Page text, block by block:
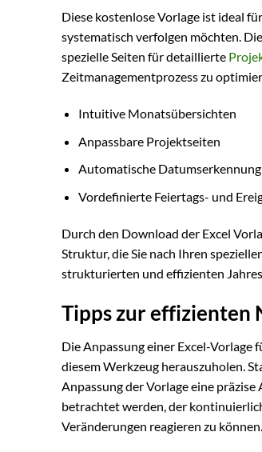
Diese kostenlose Vorlage ist ideal
systematisch verfolgen möchten.
spezielle Seiten für detaillierte
Zeitmanagementprozess zu
Intuitive Monatsübersichten
Anpassbare Projektseiten
Automatische Datumserkennung
Vordefinierte Feiertags- und
Durch den Download der Excel
Struktur, die Sie nach Ihren
strukturierten und effizienten
Tipps zur effizienten
Die Anpassung einer Excel-Vorlage
diesem Werkzeug herauszuholen.
Anpassung der Vorlage eine
betrachtet werden, der
Veränderungen reagieren zu können.